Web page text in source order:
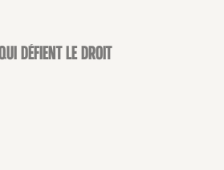
défient le droit